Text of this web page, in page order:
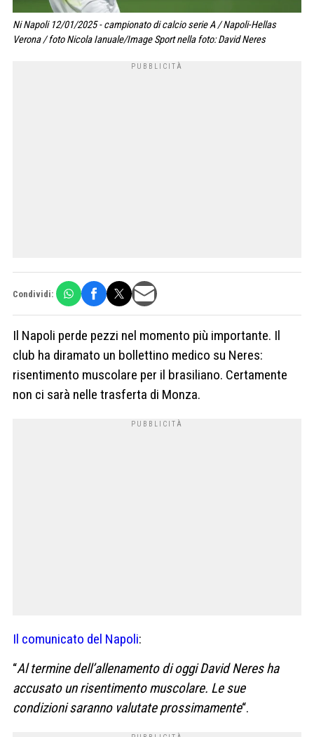
Ni Napoli 12/01/2025 - campionato di calcio serie A / Napoli-Hellas
Verona / foto Nicola Ianuale/Image Sport nella foto: David Neres
Condividi:
Il Napoli perde pezzi nel momento più importante. Il
club ha diramato un bollettino medico su Neres:
risentimento muscolare per il brasiliano. Certamente
non ci sarà nelle trasferta di Monza.
Il comunicato del Napoli:
“Al termine dell’allenamento di oggi David Neres ha
accusato un risentimento muscolare. Le sue
condizioni saranno valutate prossimamente“.